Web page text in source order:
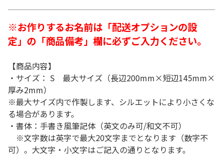
※お作りするお名前は「配送オプションの設
定」の「商品備考」欄に必ずご入力ください。
【商品内容】
・サイズ： S 最大サイズ（長辺200mm×短辺145mm×
厚み2mm）
※最大サイズ内で作製します、シルエットにより小さくな
る場合があります。
・書体：手書き風筆記体（英文のみ可/和文不可）
※文字数は英字で最大20文字までとなります（数字不
可）。大文字・小文字はご記入の通りとなります。